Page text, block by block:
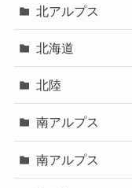
北アルプス
北海道
北陸
南アルプス
南アルプス